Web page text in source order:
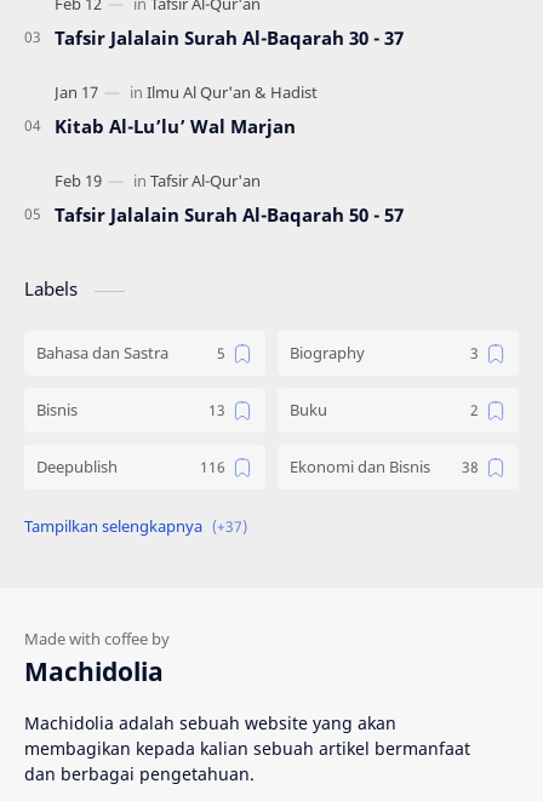
Tafsir Jalalain Surah Al-Baqarah 30 - 37
Kitab Al-Lu’lu’ Wal Marjan
Tafsir Jalalain Surah Al-Baqarah 50 - 57
Labels
Bahasa dan Sastra Biography
Bisnis Buku
Deepublish Ekonomi dan Bisnis
Engineering
Islam Katalog
Machidolia
Machidolia adalah sebuah website yang akan
membagikan kepada kalian sebuah artikel bermanfaat
dan berbagai pengetahuan.